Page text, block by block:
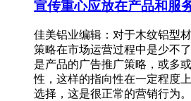
宣传重心应放在产品和服
佳美铝业编辑：对于木纹铝型
策略在市场运营过程中是少不
是产品的广告推广策略，或多
性，这样的指向性在一定程度
选择，这是很正常的营销行为